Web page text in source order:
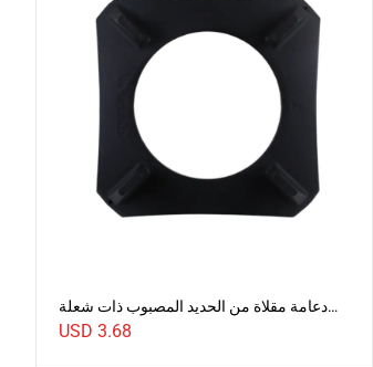
دعامة مقلاة من الحديد المصبوب ذات شعلة
واحدة
USD 3.68